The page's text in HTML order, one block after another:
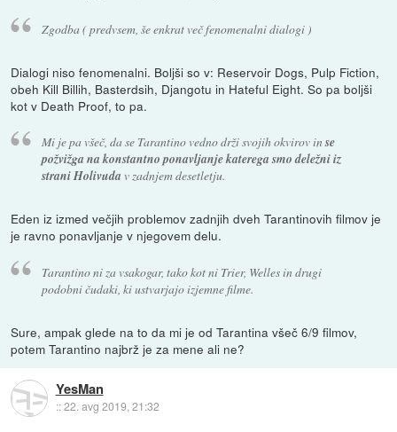
Zgodba ( predvsem, še enkrat več fenomenalni dialogi )
Dialogi niso fenomenalni. Boljši so v: Reservoir Dogs, Pulp Fiction,
obeh Kill Billih, Basterdsih, Djangotu in Hateful Eight. So pa boljši
kot v Death Proof, to pa.
Mi je pa všeč, da se Tarantino vedno drži svojih okvirov inse
požvižga na konstantno ponavljanje katerega smo deležni iz
strani Holivuda v zadnjem desetletju.
Eden iz izmed večjih problemov zadnjih dveh Tarantinovih filmov je
je ravno ponavljanje v njegovem delu.
Tarantino ni za vsakogar, tako kot ni Trier, Welles in drugi
podobni čudaki, ki ustvarjajo izjemne filme.
Sure, ampak glede na to da mi je od Tarantina všeč 6/9 filmov,
potem Tarantino najbrž je za mene ali ne?
YesMan
::22. avg 2019, 21:32